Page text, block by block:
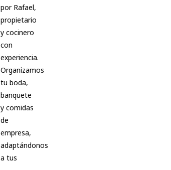
por Rafael,
propietario
y cocinero
con
experiencia.
Organizamos
tu boda,
banquete
y comidas
de
empresa,
adaptándonos
a tus